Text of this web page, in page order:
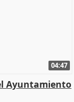
04:47
Ayuntamiento